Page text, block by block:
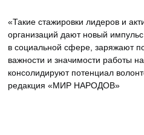
«Такие стажировки лидеров и
организаций дают новый
в социальной сфере, заряжают
важности и значимости работы
консолидируют потенциал
редакция «МИР НАРОДОВ»